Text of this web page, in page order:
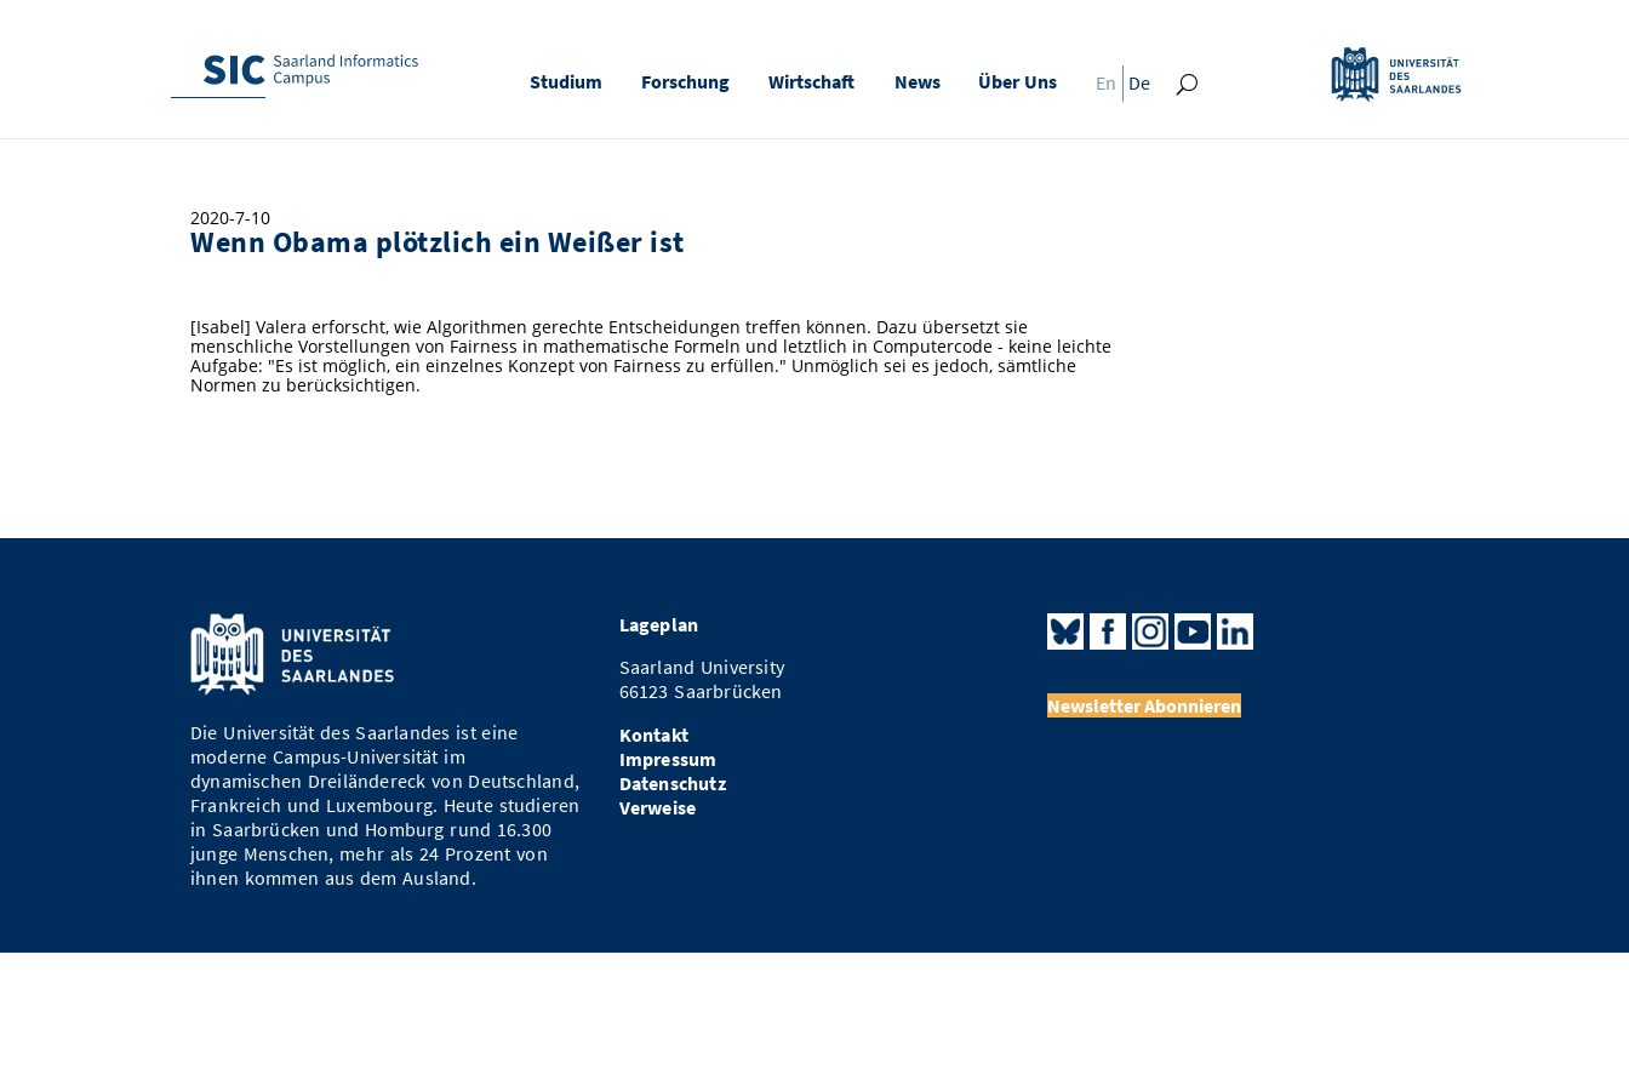
Studium Forschung Wirtschaft News Über Uns En De
2020-7-10
Wenn Obama plötzlich ein Weißer ist
[Isabel] Valera erforscht, wie Algorithmen gerechte Entscheidungen treffen können. Dazu übersetzt sie
menschliche Vorstellungen von Fairness in mathematische Formeln und letztlich in Computercode - keine leichte
Aufgabe: "Es ist möglich, ein einzelnes Konzept von Fairness zu erfüllen." Unmöglich sei es jedoch, sämtliche
Normen zu berücksichtigen.
Die Universität des Saarlandes ist eine
moderne Campus-Universität im
dynamischen Dreiländereck von Deutschland,
Frankreich und Luxembourg. Heute studieren
in Saarbrücken und Homburg rund 16.300
junge Menschen, mehr als 24 Prozent von
ihnen kommen aus dem Ausland.
Lageplan
Saarland University
66123 Saarbrücken
Kontakt
Impressum
Datenschutz
Verweise
Newsletter Abonnieren